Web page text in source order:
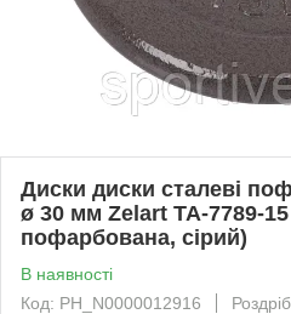
Диски диски сталеві
ø 30 мм Zelart TA-7789-15
пофарбована, сірий)
В наявності
Код: PH_N0000012916
Роздріб